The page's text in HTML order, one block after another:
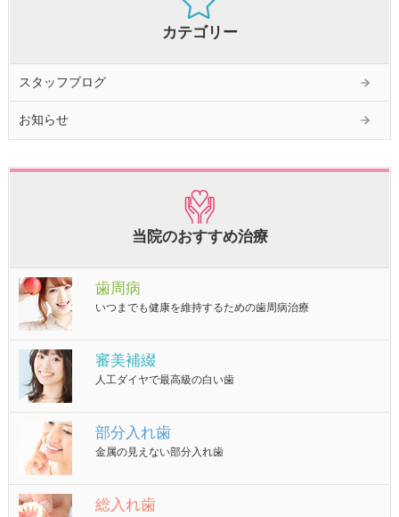
カテゴリー
スタッフブログ
お知らせ
当院のおすすめ治療
歯周病
いつまでも健康を維持するための歯周病治療
審美補綴
人工ダイヤで最高級の白い歯
部分入れ歯
金属の見えない部分入れ歯
総入れ歯